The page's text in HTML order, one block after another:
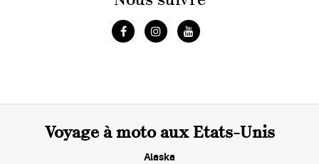
Voyage à moto aux Etats-Unis
Alaska